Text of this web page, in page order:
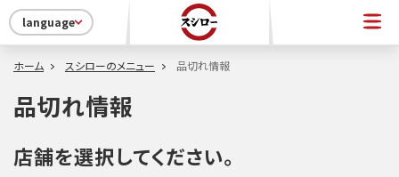
language
ホーム スシローのメニュー 品切れ情報
品切れ情報
店舗を選択してください。